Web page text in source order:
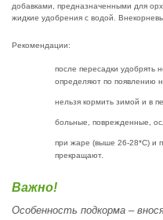
добавками, предназначенными для
жидкие удобрения с водой.
Рекомендации:
после пересадки удобрять
определяют по появлению
нельзя кормить зимой и в
больные, поврежденные,
при жаре (выше 26-28*С) и
прекращают.
Важно!
Особенность подкорма –